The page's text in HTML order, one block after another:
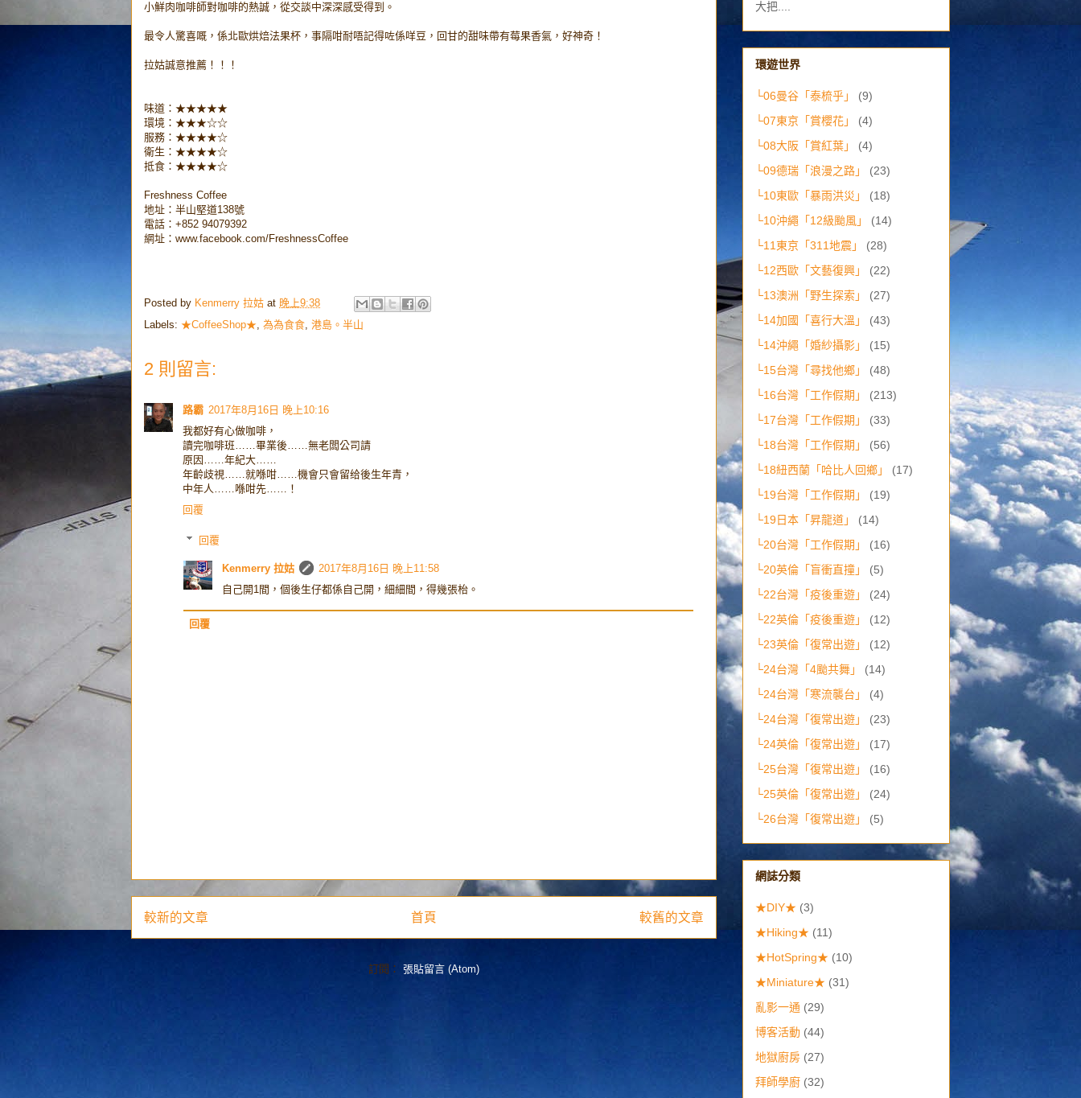
小鮮肉咖啡師對咖啡的熱誠，從交談中深深感受得到。
最令人驚喜嘅，係北歐烘焙法果杯，事隔咁耐唔記得咗係咩豆，回甘的甜味帶有莓果香氣，好神奇！
拉姑誠意推薦！！！
味道：★★★★★
環境：★★★☆☆
服務：★★★★☆
衛生：★★★★☆
抵食：★★★★☆
Freshness Coffee
地址：半山堅道138號
電話：+852 94079392
網址：www.facebook.com/FreshnessCoffee
Posted by Kenmerry 拉姑 at 晚上9:38
Labels: ★CoffeeShop★ 為為食食 港島。半山
2 則留言:
路霸 2017年8月16日 晚上10:16
我都好有心做咖啡，
讀完咖啡班……畢業後……無老闆公司請
原因……年紀大……
年齡歧視……就喺咁……機會只會留给後生年青，
中年人……喺咁先……！
回覆
回覆
Kenmerry 拉姑
2017年8月16日 晚上11:58
自己開1間，個後生仔都係自己開，細細間，得幾張枱。
回覆
較新的文章 較舊的文章
首頁
訂閱： 張貼留言 (Atom)
大把....
環遊世界
└06曼谷「泰梳乎」
(9)
└07東京「賞櫻花」
(4)
└08大阪「賞紅葉」
(4)
└09德瑞「浪漫之路」
(23)
└10東歐「暴雨洪災」
(18)
└10沖繩「12級颱風」
(14)
└11東京「311地震」
(28)
└12西歐「文藝復興」
(22)
└13澳洲「野生探索」
(27)
└14加國「喜行大溫」
(43)
└14沖繩「婚紗攝影」
(15)
└15台灣「尋找他鄉」
(48)
└16台灣「工作假期」
(213)
└17台灣「工作假期」
(33)
└18台灣「工作假期」
(56)
└18紐西蘭「哈比人回鄉」
(17)
└19台灣「工作假期」
(19)
└19日本「昇龍道」
(14)
└20台灣「工作假期」
(16)
└20英倫「盲衝直撞」
(5)
└22台灣「疫後重遊」
(24)
└22英倫「疫後重遊」
(12)
└23英倫「復常出遊」
(12)
└24台灣「4颱共舞」
(14)
└24台灣「寒流襲台」
(4)
└24台灣「復常出遊」
(23)
└24英倫「復常出遊」
(17)
└25台灣「復常出遊」
(16)
└25英倫「復常出遊」
(24)
└26台灣「復常出遊」
(5)
網誌分類
★DIY★ (3)
★Hiking★ (11)
★HotSpring★ (10)
★Miniature★ (31)
亂影一通 (29)
博客活動 (44)
地獄廚房 (27)
拜師學廚 (32)